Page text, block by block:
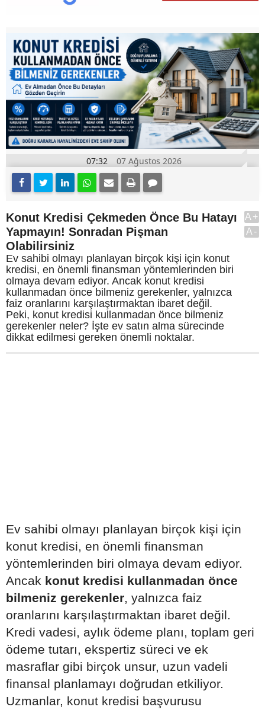
07:32 07 Ağustos 2026
Konut Kredisi Çekmeden Önce Bu Hatayı
Yapmayın! Sonradan Pişman
Olabilirsiniz
Ev sahibi olmayı planlayan birçok kişi için konut
kredisi, en önemli finansman yöntemlerinden biri
olmaya devam ediyor. Ancak konut kredisi
kullanmadan önce bilmeniz gerekenler, yalnızca
faiz oranlarını karşılaştırmaktan ibaret değil.
Peki, konut kredisi kullanmadan önce bilmeniz
gerekenler neler? İşte ev satın alma sürecinde
dikkat edilmesi gereken önemli noktalar.
A+
A-
Ev sahibi olmayı planlayan birçok kişi için
konut kredisi, en önemli finansman
yöntemlerinden biri olmaya devam ediyor.
Ancak konut kredisi kullanmadan önce
bilmeniz gerekenler, yalnızca faiz
oranlarını karşılaştırmaktan ibaret değil.
Kredi vadesi, aylık ödeme planı, toplam geri
ödeme tutarı, ekspertiz süreci ve ek
masraflar gibi birçok unsur, uzun vadeli
finansal planlamayı doğrudan etkiliyor.
Uzmanlar, konut kredisi başvurusu